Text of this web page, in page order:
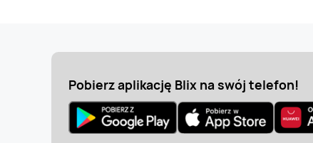
Pobierz aplikację Blix na swój telefon!